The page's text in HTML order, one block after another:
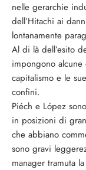
nelle gerarchie
dell’Hitachi ai
lontanamente
Al di là dell’esito
impongono
capitalismo e le
confini.
Piéch e López
in posizioni di
che abbiano
sono gravi
manager tramuta